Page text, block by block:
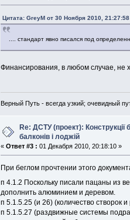
Цитата: GreyM от 30 Ноября 2010, 21:27:58
.... стандарт явно писался под
Финансирования, в любом случае, не
Верный Путь - всегда узкий; очевидный
Re: ДСТУ (проект): Конструкції
балконів і лоджій
« Ответ #3 : 01 Декабря 2010, 20:18:10 »
При беглом прочтении этого
п 4.1.2 Поскольку писали пацаны из
дополнить алюминием и деревом.
п 5.1.5.25 (и 26) (количество створок
п 5.1.5.27 (раздвижные системы